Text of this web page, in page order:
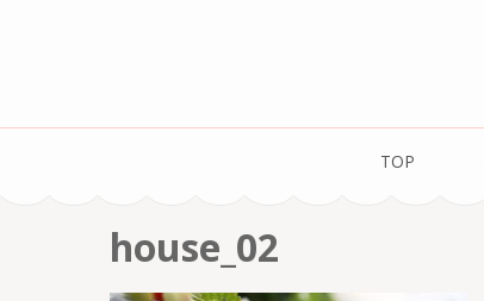
を
TOP
house_02